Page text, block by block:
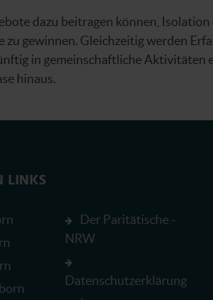
dazu beitragen können,
gewinnen. Gleichzeitig werden
in gemeinschaftliche Aktivitäten
hinaus.
LINKS
Der Paritätische -
NRW
Datenschutzerklärung